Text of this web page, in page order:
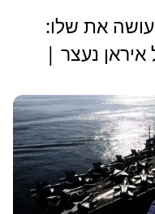
את שלו:
נעצר |